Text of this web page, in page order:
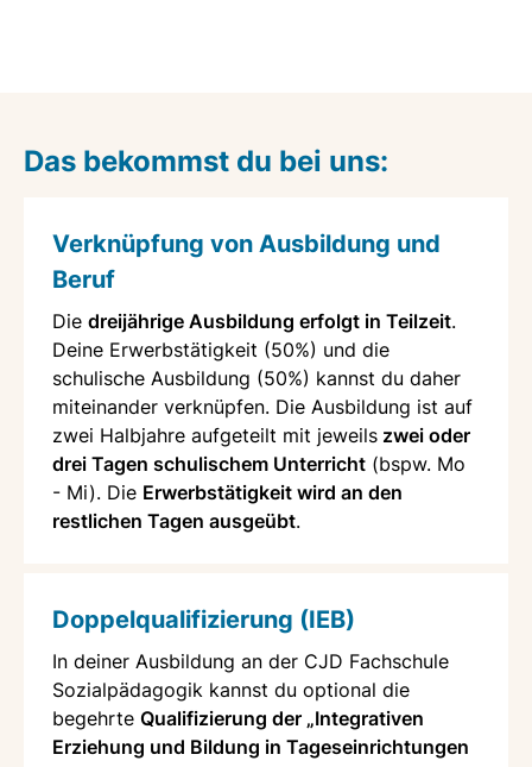
Das bekommst du bei uns:
Verknüpfung von Ausbildung und
Beruf
Die dreijährige Ausbildung erfolgt in Teilzeit.
Deine Erwerbstätigkeit (50%) und die
schulische Ausbildung (50%) kannst du daher
miteinander verknüpfen. Die Ausbildung ist auf
zwei Halbjahre aufgeteilt mit jeweils zwei oder
drei Tagen schulischem Unterricht (bspw. Mo
- Mi). Die Erwerbstätigkeit wird an den
restlichen Tagen ausgeübt.
Doppelqualifizierung (IEB)
In deiner Ausbildung an der CJD Fachschule
Sozialpädagogik kannst du optional die
begehrte Qualifizierung der „Integrativen
Erziehung und Bildung in Tageseinrichtungen